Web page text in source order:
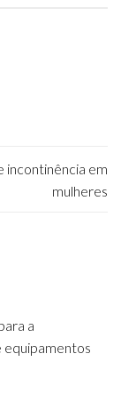
incontinência em
mulheres
a
equipamentos